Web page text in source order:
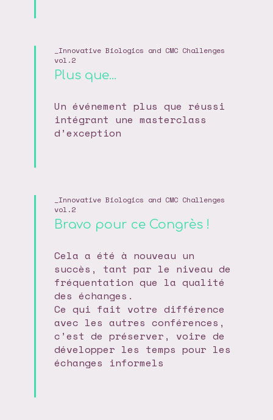
Innovative Biologics and CMC Challenges
vol.2
Plus que...
Un événement plus que réussi
intégrant une masterclass
d’exception
Innovative Biologics and CMC Challenges
vol.2
Bravo pour ce Congrès !
Cela a été à nouveau un
succès, tant par le niveau de
fréquentation que la qualité
des échanges.
Ce qui fait votre différence
avec les autres conférences,
c’est de préserver, voire de
développer les temps pour les
échanges informels